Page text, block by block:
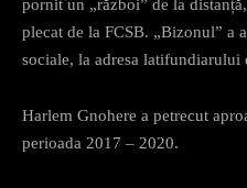
pornit un „război” de la
plecat de la FCSB. „Bizonul” a
sociale, la adresa latifundiarului
Harlem Gnohere a petrecut
perioada 2017 – 2020.